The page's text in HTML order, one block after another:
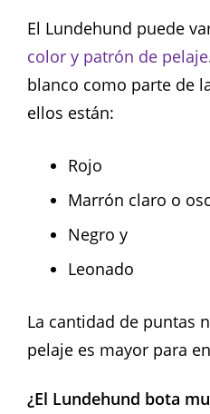
El Lundehund puede
color y patrón de pelaje
blanco como parte de
ellos están:
Rojo
Marrón claro o
Negro y
Leonado
La cantidad de puntas
pelaje es mayor para
¿El Lundehund bota